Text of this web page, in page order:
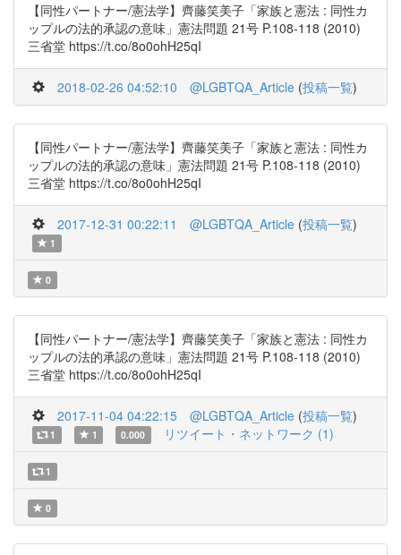
【同性パートナー/憲法学】齊藤笑美子「家族と憲法 : 同性カ
ップルの法的承認の意味」憲法問題 21号 P.108-118 (2010)
三省堂 https://t.co/8o0ohH25qI
2018-02-26 04:52:10 @LGBTQA_Article (投稿一覧)
【同性パートナー/憲法学】齊藤笑美子「家族と憲法 : 同性カ
ップルの法的承認の意味」憲法問題 21号 P.108-118 (2010)
三省堂 https://t.co/8o0ohH25qI
2017-12-31 00:22:11 @LGBTQA_Article (投稿一覧)
1
0
【同性パートナー/憲法学】齊藤笑美子「家族と憲法 : 同性カ
ップルの法的承認の意味」憲法問題 21号 P.108-118 (2010)
三省堂 https://t.co/8o0ohH25qI
2017-11-04 04:22:15 @LGBTQA_Article (投稿一覧)
1 1 0.000 リツイート・ネットワーク (1)
1
0